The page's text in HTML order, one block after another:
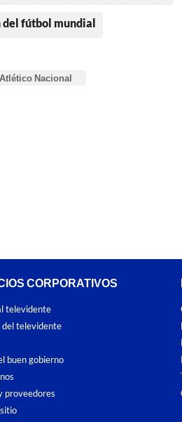
fútbol mundial
Atlético Nacional
CORPORATIVOS
televidente
del televidente
buen gobierno
proveedores